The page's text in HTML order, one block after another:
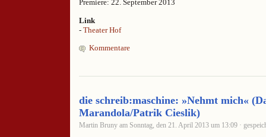
Premiere: 22. September 2013
Link
- Theater Hof
Kommentare
die schreib:maschine: »Nehmt mich«
Marandola/Patrik Cieslik)
Martin Bruny am Sonntag, den 21. April 2013 um 13:09 ·